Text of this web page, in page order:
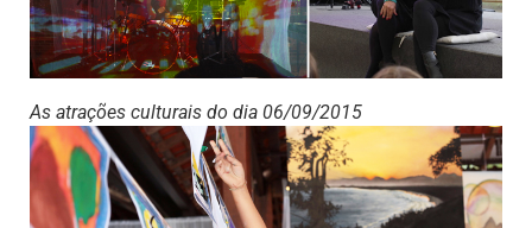
As atrações culturais do dia 06/09/2015